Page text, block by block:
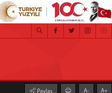
Paylaş A- A+